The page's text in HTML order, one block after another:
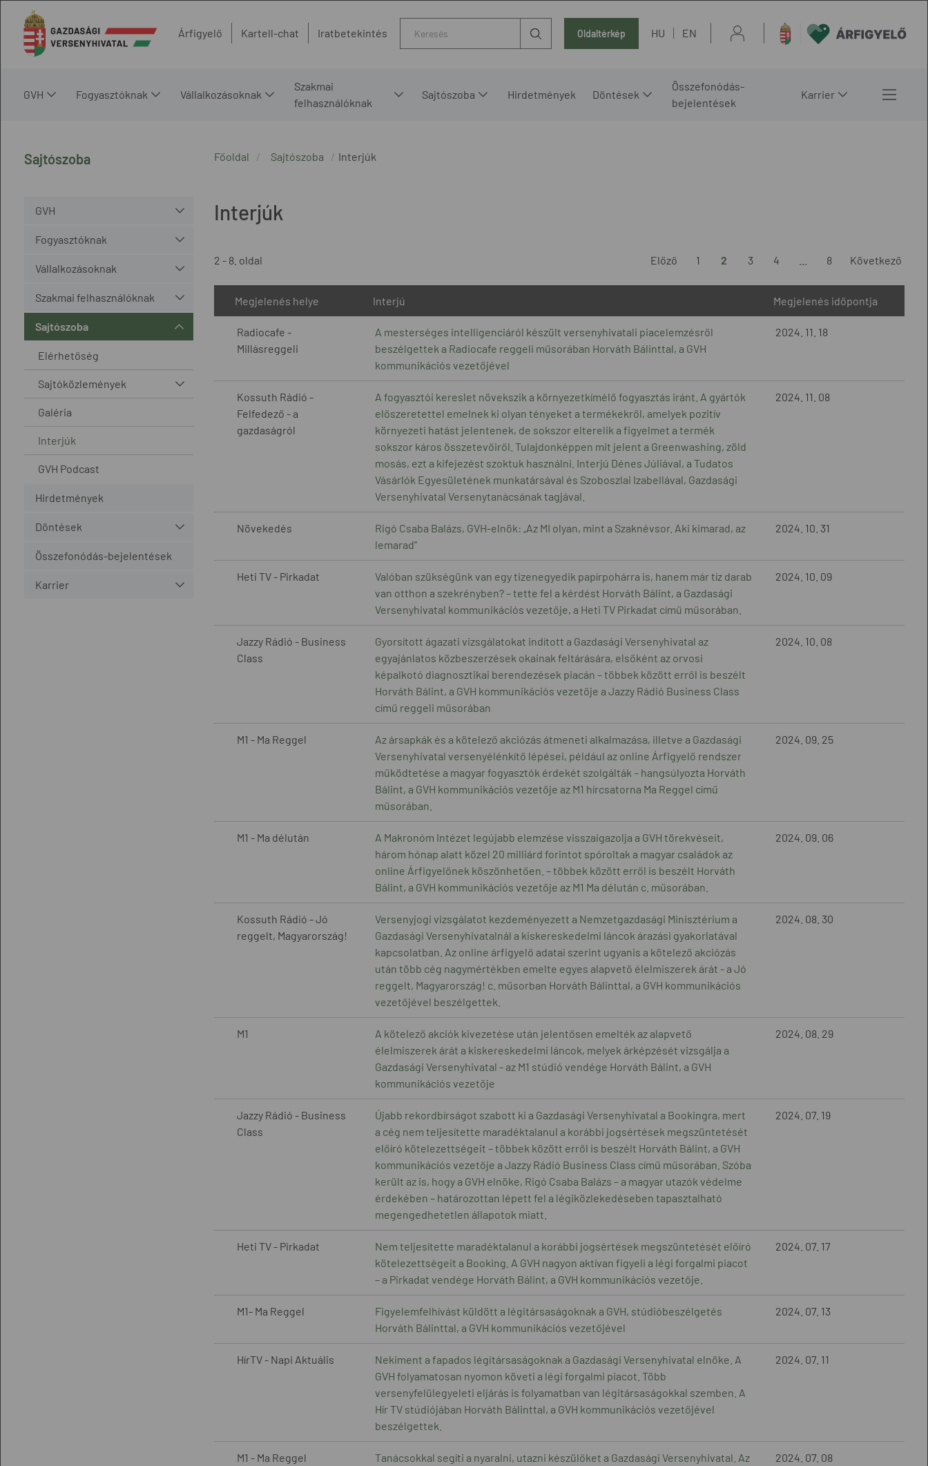
Árfigyelő Kartell-chat Iratbetekintés Oldaltérkép HU EN
GVH Fogyasztóknak Vállalkozásoknak
Szakmai
felhasználóknak
Sajtószoba Hirdetmények Döntések
Összefonódás-
bejelentések
Karrier
Sajtószoba
GVH
Fogyasztóknak
Vállalkozásoknak
Szakmai felhasználóknak
Sajtószoba
Elérhetőség
Sajtóközlemények
Galéria
Interjúk
GVH Podcast
Hirdetmények
Döntések
Összefonódás-bejelentések
Karrier
Főoldal Sajtószoba Interjúk
Interjúk
2 - 8. oldal Előző 1 2 3 4 8 Következő
Megjelenés helye Interjú Megjelenés időpontja
Radiocafe -
Millásreggeli
A mesterséges intelligenciáról készült versenyhivatali piacelemzésről
beszélgettek a Radiocafe reggeli műsorában Horváth Bálinttal, a GVH
kommunikációs vezetőjével
2024. 11. 18
Kossuth Rádió -
Felfedező - a
gazdaságról
A fogyasztói kereslet növekszik a környezetkímélő fogyasztás iránt. A gyártók
előszeretettel emelnek ki olyan tényeket a termékekről, amelyek pozitív
környezeti hatást jelentenek, de sokszor elterelik a figyelmet a termék
sokszor káros összetevőiről. Tulajdonképpen mit jelent a Greenwashing, zöld
mosás, ezt a kifejezést szoktuk használni. Interjú Dénes Júliával, a Tudatos
Vásárlók Egyesületének munkatársával és Szoboszlai Izabellával, Gazdasági
Versenyhivatal Versenytanácsának tagjával.
2024. 11. 08
Növekedés
Rigó Csaba Balázs, GVH-elnök: „Az MI olyan, mint a Szaknévsor. Aki kimarad, az
lemarad”
2024. 10. 31
Heti TV - Pirkadat
Valóban szükségünk van egy tizenegyedik papírpohárra is, hanem már tíz darab
van otthon a szekrényben? – tette fel a kérdést Horváth Bálint, a Gazdasági
Versenyhivatal kommunikációs vezetője, a Heti TV Pirkadat című műsorában.
2024. 10. 09
Jazzy Rádió - Business
Class
Gyorsított ágazati vizsgálatokat indított a Gazdasági Versenyhivatal az
egyajánlatos közbeszerzések okainak feltárására, elsőként az orvosi
képalkotó diagnosztikai berendezések piacán – többek között erről is beszélt
Horváth Bálint, a GVH kommunikációs vezetője a Jazzy Rádió Business Class
című reggeli műsorában
2024. 10. 08
M1 - Ma Reggel
Az ársapkák és a kötelező akciózás átmeneti alkalmazása, illetve a Gazdasági
Versenyhivatal versenyélénkítő lépései, például az online Árfigyelő rendszer
működtetése a magyar fogyasztók érdekét szolgálták – hangsúlyozta Horváth
Bálint, a GVH kommunikációs vezetője az M1 hírcsatorna Ma Reggel című
műsorában.
2024. 09. 25
M1 - Ma délután
A Makronóm Intézet legújabb elemzése visszaigazolja a GVH törekvéseit,
három hónap alatt közel 20 milliárd forintot spóroltak a magyar családok az
online Árfigyelőnek köszönhetően. – többek között erről is beszélt Horváth
Bálint, a GVH kommunikációs vezetője az M1 Ma délután c. műsorában.
2024. 09. 06
Kossuth Rádió - Jó
reggelt, Magyarország!
Versenyjogi vizsgálatot kezdeményezett a Nemzetgazdasági Minisztérium a
Gazdasági Versenyhivatalnál a kiskereskedelmi láncok árazási gyakorlatával
kapcsolatban. Az online árfigyelő adatai szerint ugyanis a kötelező akciózás
után több cég nagymértékben emelte egyes alapvető élelmiszerek árát - a Jó
reggelt, Magyarország! c. műsorban Horváth Bálinttal, a GVH kommunikációs
vezetőjével beszélgettek.
2024. 08. 30
M1
A kötelező akciók kivezetése után jelentősen emelték az alapvető
élelmiszerek árát a kiskereskedelmi láncok, melyek árképzését vizsgálja a
Gazdasági Versenyhivatal - az M1 stúdió vendége Horváth Bálint, a GVH
kommunikációs vezetője
2024. 08. 29
Jazzy Rádió - Business
Class
Újabb rekordbírságot szabott ki a Gazdasági Versenyhivatal a Bookingra, mert
a cég nem teljesítette maradéktalanul a korábbi jogsértések megszüntetését
előíró kötelezettségeit – többek között erről is beszélt Horváth Bálint, a GVH
kommunikációs vezetője a Jazzy Rádió Business Class című műsorában. Szóba
került az is, hogy a GVH elnöke, Rigó Csaba Balázs – a magyar utazók védelme
érdekében – határozottan lépett fel a légiközlekedéseben tapasztalható
megengedhetetlen állapotok miatt.
2024. 07. 19
Heti TV - Pirkadat
Nem teljesítette maradéktalanul a korábbi jogsértések megszüntetését előíró
kötelezettségeit a Booking. A GVH nagyon aktívan figyeli a légi forgalmi piacot
– a Pirkadat vendége Horváth Bálint, a GVH kommunikációs vezetője.
2024. 07. 17
M1- Ma Reggel
Figyelemfelhívást küldött a légitársaságoknak a GVH, stúdióbeszélgetés
Horváth Bálinttal, a GVH kommunikációs vezetőjével
2024. 07. 13
HírTV - Napi Aktuális
Nekiment a fapados légitársaságoknak a Gazdasági Versenyhivatal elnöke. A
GVH folyamatosan nyomon követi a légi forgalmi piacot. Több
versenyfelülegyeleti eljárás is folyamatban van légitársaságokkal szemben. A
Hír TV stúdiójában Horváth Bálinttal, a GVH kommunikációs vezetőjével
beszélgettek.
2024. 07. 11
M1 - Ma Reggel
Tanácsokkal segíti a nyaralni, utazni készülőket a Gazdasági Versenyhivatal. Az
2024. 07. 08